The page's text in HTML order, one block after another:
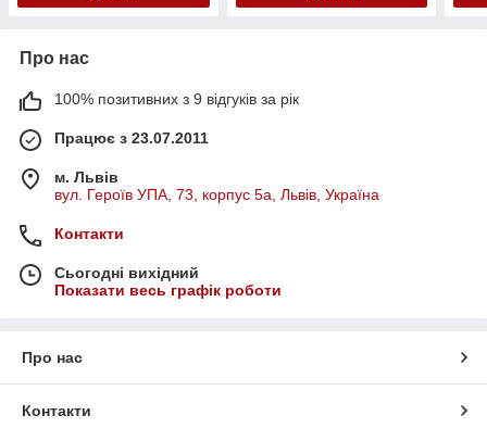
Про нас
100% позитивних з 9 відгуків за рік
Працює з 23.07.2011
м. Львів
вул. Героїв УПА, 73, корпус 5а, Львів, Україна
Контакти
Сьогодні вихідний
Показати весь графік роботи
Про нас
Контакти